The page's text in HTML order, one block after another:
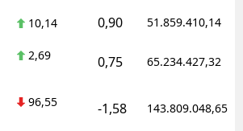
10,14 0,90 51.859.410,14
2,69 0,75 65.234.427,32
96,55 -1,58 143.809.048,65